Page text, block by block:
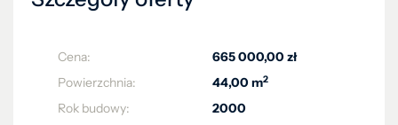
Cena:
665 000,00 zł
Powierzchnia:
44,00 m2
Rok budowy:
2000